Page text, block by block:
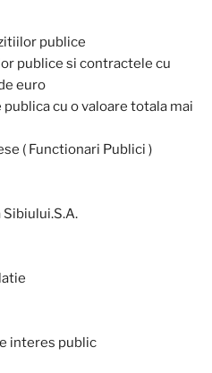
publice
publice si contractele cu
euro
cu o valoare totala mai
( Functionari Publici )
Sibiului.S.A.
interes public